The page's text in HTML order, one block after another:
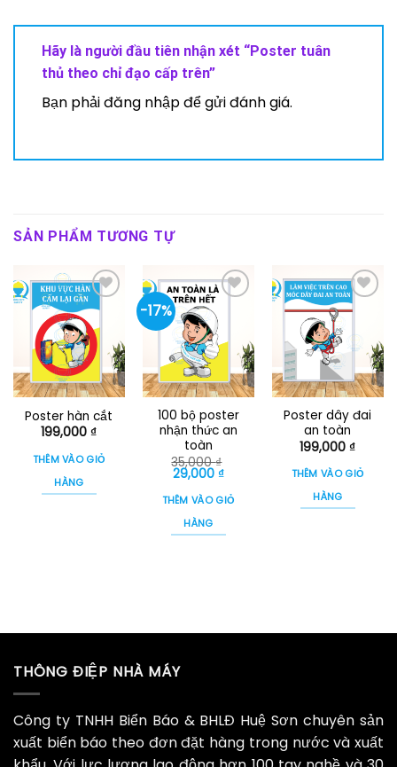
Hãy là người đầu tiên nhận xét “Poster tuân
thủ theo chỉ đạo cấp trên”
Bạn phảiđăng nhậpđể gửi đánh giá.
SẢN PHẨM TƯƠNG TỰ
Poster hàn cắt
199,000₫
THÊM VÀO GIỎ
HÀNG
-17%
100 bộ poster
nhận thức an
toàn
35,000₫
Giá
gốc
là:
35,000 ₫.
29,000 ₫Giá
tại
là:
THÊM VÀO GIỎ
HÀNG
Poster dây đai
an toàn
199,000₫
THÊM VÀO GIỎ
HÀNG
THÔNG ĐIỆP NHÀ MÁY
Công ty TNHH Biển Báo & BHLĐ Huệ Sơn chuyên sản
xuất biển báo theo đơn đặt hàng trong nước và xuất